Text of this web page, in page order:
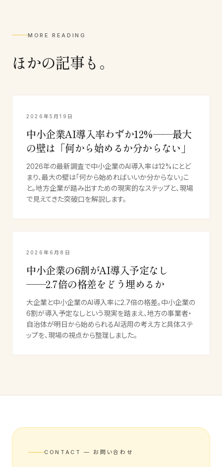
MORE READING
ほかの記事も。
2026年5月19日
中小企業AI導入率わずか12%——最大
の壁は「何から始めるか分からない」
2026年の最新調査で中小企業のAI導入率は12%にとど
まり、最大の壁は「何から始めればいいか分からない」こ
と。地方企業が踏み出すための現実的なステップと、現場
で見えてきた突破口を解説します。
2026年6月8日
中小企業の6割がAI導入予定なし
──2.7倍の格差をどう埋めるか
大企業と中小企業のAI導入率に2.7倍の格差。中小企業の
6割が導入予定なしという現実を踏まえ、地方の事業者・
自治体が明日から始められるAI活用の考え方と具体ステ
ップを、現場の視点から整理しました。
CONTACT — お問い合わせ